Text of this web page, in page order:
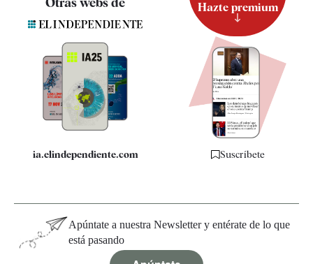
Quiénes somos
Especificaciones
ia.elindependiente.com
Hazte premium
Suscríbete
Apúntate a nuestra Newsletter y entérate de lo que
está pasando